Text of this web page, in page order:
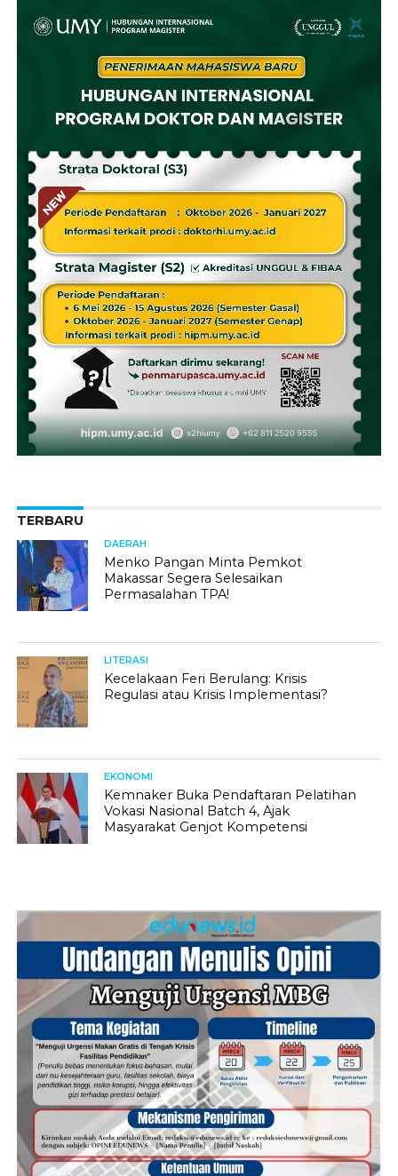
TERBARU
DAERAH
Menko Pangan Minta Pemkot
Makassar Segera Selesaikan
Permasalahan TPA!
LITERASI
Kecelakaan Feri Berulang: Krisis
Regulasi atau Krisis Implementasi?
EKONOMI
Kemnaker Buka Pendaftaran Pelatihan
Vokasi Nasional Batch 4, Ajak
Masyarakat Genjot Kompetensi